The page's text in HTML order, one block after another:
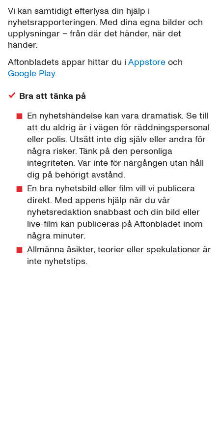
Vi kan samtidigt efterlysa din hjälp i
nyhetsrapporteringen. Med dina egna bilder och
upplysningar – från där det händer, när det
händer.
Aftonbladets appar hittar du i Appstore och
Google Play.
Bra att tänka på
En nyhetshändelse kan vara dramatisk. Se till
att du aldrig är i vägen för räddningspersonal
eller polis. Utsätt inte dig själv eller andra för
några risker. Tänk på den personliga
integriteten. Var inte för närgången utan håll
dig på behörigt avstånd.
En bra nyhetsbild eller film vill vi publicera
direkt. Med appens hjälp når du vår
nyhetsredaktion snabbast och din bild eller
live-film kan publiceras på Aftonbladet inom
några minuter.
Allmänna åsikter, teorier eller spekulationer är
inte nyhetstips.